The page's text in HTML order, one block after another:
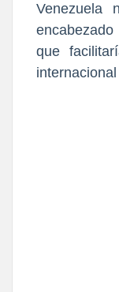
Venezuela
encabezado
que